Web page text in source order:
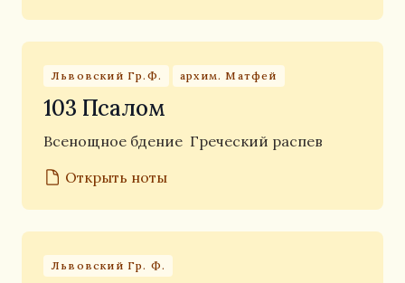
Львовский Гр.Ф. архим. Матфей
103 Псалом
Всенощное бдение Греческий распев
Открыть ноты
Львовский Гр. Ф.